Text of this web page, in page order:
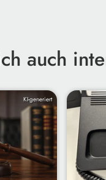
auch
KI-generiert